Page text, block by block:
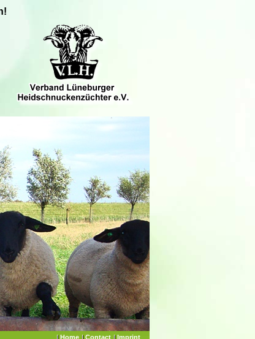
Imprint
Contact
Home